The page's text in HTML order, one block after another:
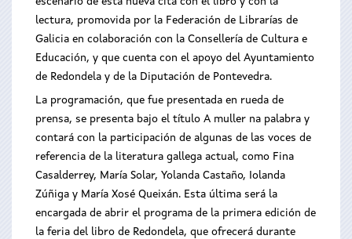
lectura, promovida por la Federación de Librarías de
Galicia en colaboración con la Consellería de Cultura e
Educación, y que cuenta con el apoyo del Ayuntamiento
de Redondela y de la Diputación de Pontevedra.
La programación, que fue presentada en rueda de
prensa, se presenta bajo el título A muller na palabra y
contará con la participación de algunas de las voces de
referencia de la literatura gallega actual, como Fina
Casalderrey, María Solar, Yolanda Castaño, Iolanda
Zúñiga y María Xosé Queixán. Esta última será la
encargada de abrir el programa de la primera edición de
la feria del libro de Redondela, que ofrecerá durante